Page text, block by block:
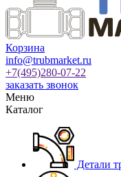
Корзина
info@trubmarket.ru
+7(495)280-07-22
заказать звонок
Меню
Каталог
Детали